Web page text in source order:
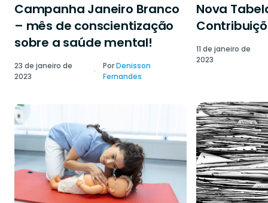
Campanha Janeiro Branco
– mês de conscientização
sobre a saúde mental!
23 de janeiro de
2023
PorDenisson
Fernandes
Nova
11 de janeiro de
2023